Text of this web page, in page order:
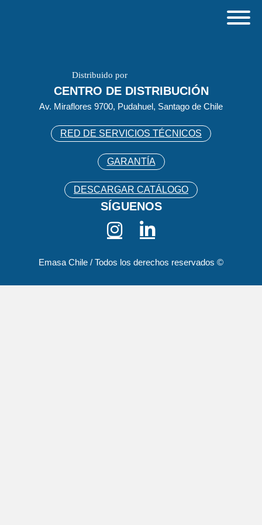
Distribuido por
CENTRO DE DISTRIBUCIÓN
Av. Miraflores 9700, Pudahuel, Santago de Chile
RED DE SERVICIOS TÉCNICOS
GARANTÍA
DESCARGAR CATÁLOGO
SÍGUENOS
Emasa Chile / Todos los derechos reservados ©